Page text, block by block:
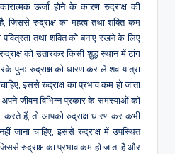
ऊर्जा होने के कारण रुद्राक्ष की
है, जिससे रुद्राक्ष का महत्व तथा शक्ति कम
तथा शक्ति को बनाए रखने के लिए
को उतारकर किसी शुद्ध स्थान में टांग
पुनः रुद्राक्ष को धारण कर लें शव यात्रा
इससे रुद्राक्ष का प्रभाव कम हो जाता
जीवन विभिन्न प्रकार के समस्याओं को
करते हैं, तो आपको रुद्राक्ष धारण कर कभी
जाना चाहिए, इससे रुद्राक्ष में उपस्थित
रुद्राक्ष का प्रभाव कम हो जाता है और